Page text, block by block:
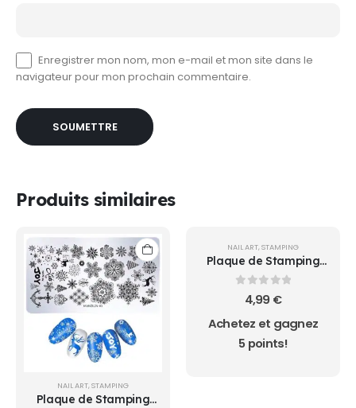
Enregistrer mon nom, mon e-mail et mon site dans le
navigateur pour mon prochain commentaire.
Produits similaires
NAIL ART, STAMPING
Plaque de Stamping
NAIL ART, STAMPING
Plaque de Stamping
076 Nicole Diary
sur 5
4,99 €
Achetez et gagnez
5 points!